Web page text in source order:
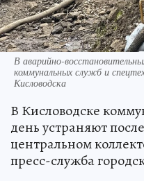
В аварийно-
коммунальных служб и
Кисловодска
В Кисловодске
день устраняют
центральном
пресс-служба